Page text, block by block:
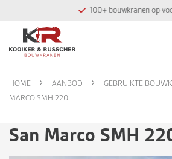
100+ bouwkranen op
HOME AANBOD GEBRUIKTE
MARCO SMH 220
San Marco SMH